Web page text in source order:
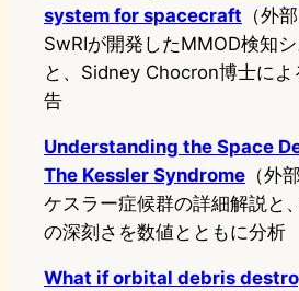
system for spacecraft （外部
SwRIが開発したMMOD検知
と、Sidney Chocron博士によ
告
Understanding the Space
The Kessler Syndrome （外
ケスラー症候群の詳細解説と
の深刻さを数値とともに分析
What if orbital debris